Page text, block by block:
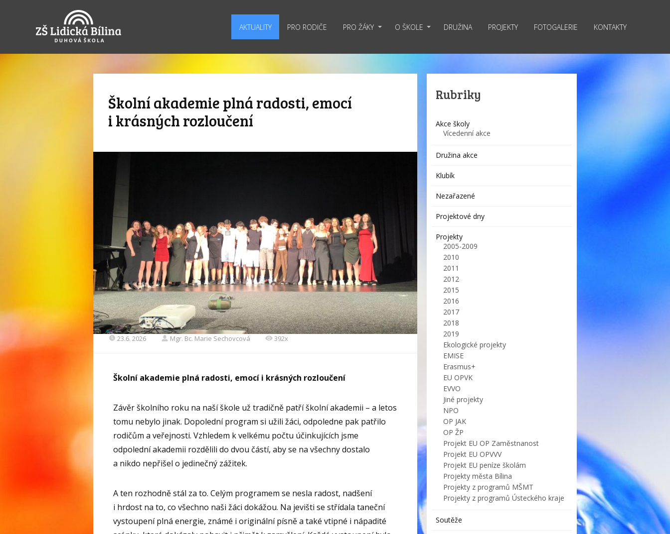
AKTUALITY PRO RODIČE PRO ŽÁKY O ŠKOLE DRUŽINA PROJEKTY FOTOGALERIE KONTAKTY
Školní akademie plná radosti, emocí
i krásných rozloučení
23.6. 2026 Mgr. Bc. Marie Sechovcová 392x
Školní akademie plná radosti, emocí i krásných rozloučení
Závěr školního roku na naší škole už tradičně patří školní akademii – a letos
tomu nebylo jinak. Dopolední program si užili žáci, odpoledne pak patřilo
rodičům a veřejnosti. Vzhledem k velkému počtu účinkujících jsme
odpolední akademii rozdělili do dvou částí, aby se na všechny dostalo
a nikdo nepřišel o jedinečný zážitek.
A ten rozhodně stál za to. Celým programem se nesla radost, nadšení
i hrdost na to, co všechno naši žáci dokážou. Na jevišti se střídala taneční
vystoupení plná energie, známé i originální písně a také vtipné i nápadité
Rubriky
Akce školy
Vícedenní akce
Družina akce
Klubík
Nezařazené
Projektové dny
Projekty
2005-2009
2010
2011
2012
2015
2016
2017
2018
2019
Ekologické projekty
EMISE
Erasmus+
EU OPVK
EVVO
Jiné projekty
NPO
OP JAK
OP ŽP
Projekt EU OP Zaměstnanost
Projekt EU OPVVV
Projekt EU peníze školám
Projekty města Bílina
Projekty z programů MŠMT
Projekty z programů Ústeckého kraje
Soutěže